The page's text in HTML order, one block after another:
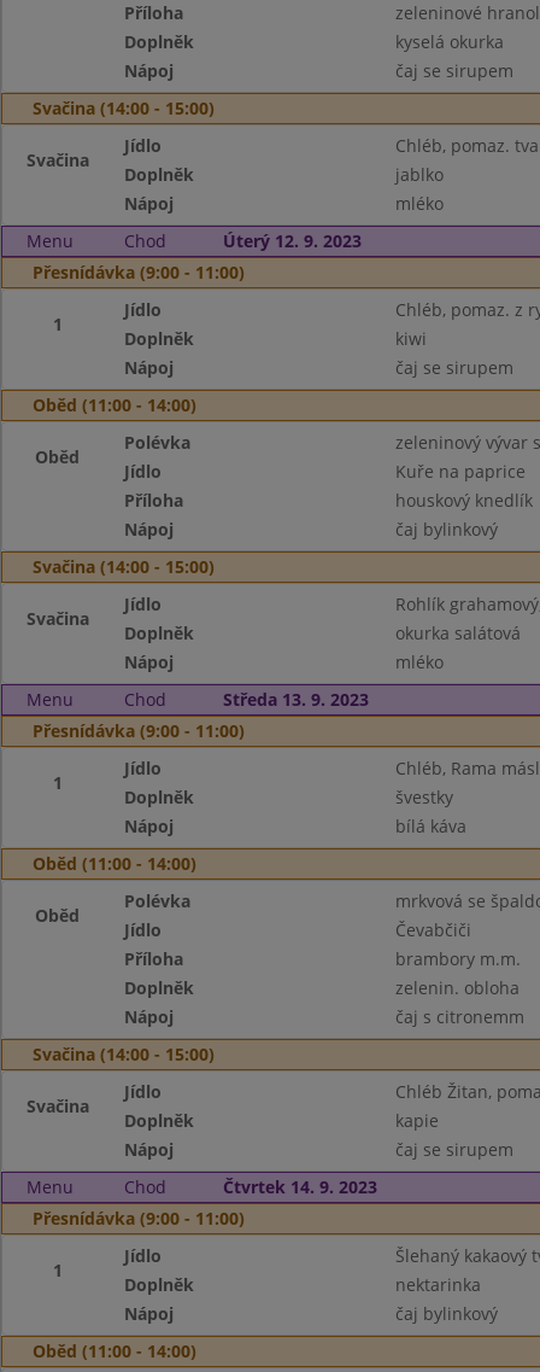
Příloha
zeleninové
Doplněk
kyselá okurka
Nápoj
čaj se sirupem
Svačina (14:00 - 15:00)
Svačina
Jídlo
Chléb, pomaz.
Doplněk
jablko
Nápoj
mléko
Menu
Chod
Úterý 12. 9. 2023
Přesnídávka (9:00 - 11:00)
1
Jídlo
Chléb, pomaz. z
Doplněk
kiwi
Nápoj
čaj se sirupem
Oběd (11:00 - 14:00)
Oběd
Polévka
zeleninový vývar
Jídlo
Kuře na paprice
Příloha
houskový knedlík
Nápoj
čaj bylinkový
Svačina (14:00 - 15:00)
Svačina
Jídlo
Rohlík
Doplněk
okurka salátová
Nápoj
mléko
Menu
Chod
Středa 13. 9. 2023
Přesnídávka (9:00 - 11:00)
1
Jídlo
Chléb, Rama
Doplněk
švestky
Nápoj
bílá káva
Oběd (11:00 - 14:00)
Oběd
Polévka
mrkvová se
Jídlo
Čevabčiči
Příloha
brambory m.m.
Doplněk
zelenin. obloha
Nápoj
čaj s citronemm
Svačina (14:00 - 15:00)
Svačina
Jídlo
Chléb Žitan,
Doplněk
kapie
Nápoj
čaj se sirupem
Menu
Chod
Čtvrtek 14. 9. 2023
Přesnídávka (9:00 - 11:00)
1
Jídlo
Šlehaný kakaový
Doplněk
nektarinka
Nápoj
čaj bylinkový
Oběd (11:00 - 14:00)